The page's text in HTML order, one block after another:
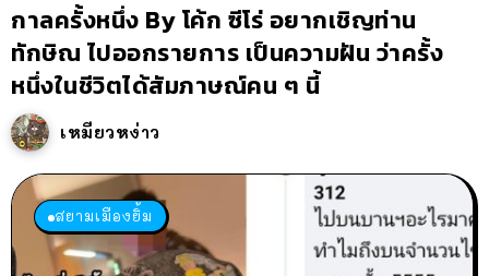
กาลครั้งหนึ่ง By โค้ก ซีโร่ อยากเชิญท่าน
ทักษิณ ไปออกรายการ เป็นความฝัน ว่าครั้ง
หนึ่งในชีวิตได้สัมภาษณ์คน ๆ นี้
เหมียวหง่าว
สยามเมืองยิ้ม